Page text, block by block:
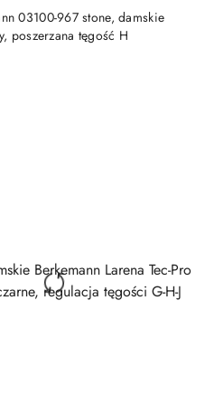
03100-967 stone, damskie
poszerzana tęgość H
DO KOSZYKA